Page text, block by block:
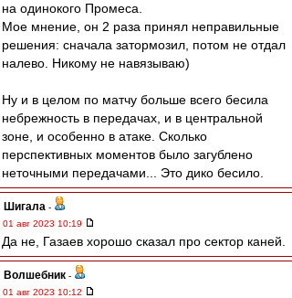
на одинокого Промеса.
Мое мнение, он 2 раза принял неправильные
решения: сначала затормозил, потом не отдал
налево. Никому не навязываю)
Ну и в целом по матчу больше всего бесила
небрежность в передачах, и в центральной
зоне, и особенно в атаке. Сколько
перспективных моментов было загублено
неточными передачами... Это дико бесило.
Шигала -
01 авг 2023 10:19
Да не, Газаев хорошо сказал про сектор каней.
Волшебник -
01 авг 2023 10:12